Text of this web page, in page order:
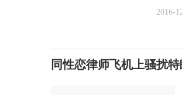
2016-
同性恋律师飞机上骚扰